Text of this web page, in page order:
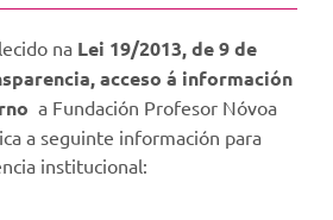
na Lei 19/2013, de 9 de
acceso á información
a Fundación Profesor Nóvoa
a seguinte información para
institucional: